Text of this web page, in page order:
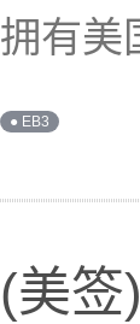
拥有美
● EB3
(美签